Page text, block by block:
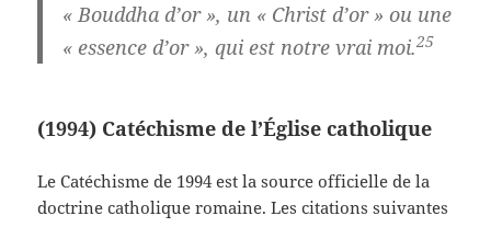
« Bouddha d’or », un « Christ d’or » ou une
« essence d’or », qui est notre vrai moi.25
(1994) Catéchisme de l’Église catholique
Le Catéchisme de 1994 est la source officielle de la
doctrine catholique romaine. Les citations suivantes